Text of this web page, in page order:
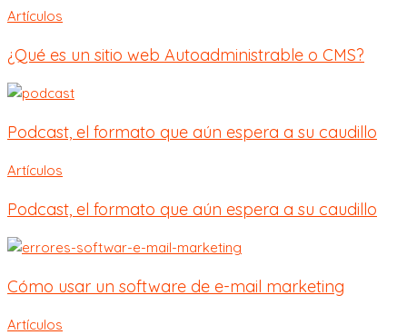
Artículos
¿Qué es un sitio web Autoadministrable o CMS?
Podcast, el formato que aún espera a su caudillo
Artículos
Podcast, el formato que aún espera a su caudillo
Cómo usar un software de e-mail marketing
Artículos